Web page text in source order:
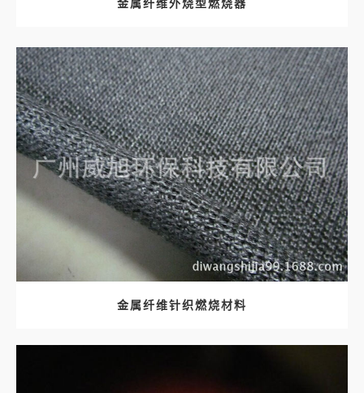
金属纤维外烧型燃烧器
金属纤维针织燃烧材料